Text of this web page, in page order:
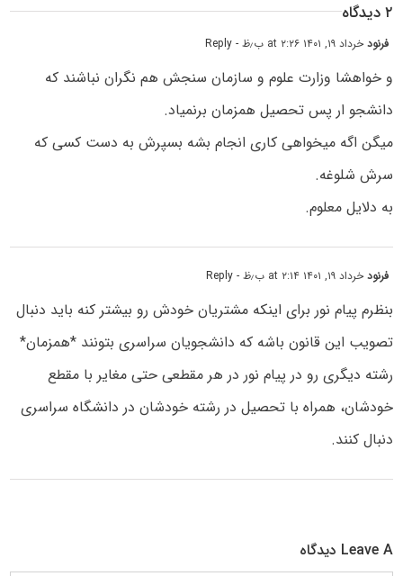
۲ دیدگاه
فرنودخرداد ۱۹, ۱۴۰۱ at ۲:۲۶ ب٫ظ - Reply
و خواهشا وزارت علوم و سازمان سنجش هم نگران نباشند که
دانشجو ار پس تحصیل همزمان برنمیاد.
میگن اگه میخواهی کاری انجام بشه بسپرش به دست کسی که
سرش شلوغه.
به دلایل معلوم.
فرنودخرداد ۱۹, ۱۴۰۱ at ۲:۱۴ ب٫ظ - Reply
بنظرم پیام نور برای اینکه مشتریان خودش رو بیشتر کنه باید دنبال
تصویب این قانون باشه که دانشجویان سراسری بتونند *همزمان*
رشته دیگری رو در پیام نور در هر مقطعی حتی مغایر با مقطع
خودشان، همراه با تحصیل در رشته خودشان در دانشگاه سراسری
دنبال کنند.
Leave A دیدگاه